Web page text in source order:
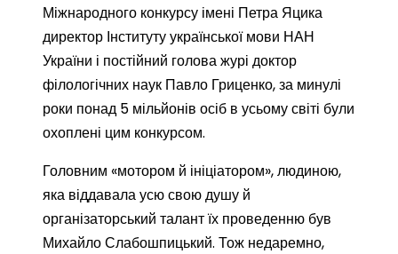
Міжнародного конкурсу імені Петра Яцика
директор Інституту української мови НАН
України і постійний голова журі доктор
філологічних наук Павло Гриценко, за минулі
роки понад 5 мільйонів осіб в усьому світі були
охоплені цим конкурсом.
Головним «мотором й ініціатором», людиною,
яка віддавала усю свою душу й
організаторський талант їх проведенню був
Михайло Слабошпицький. Тож недаремно,